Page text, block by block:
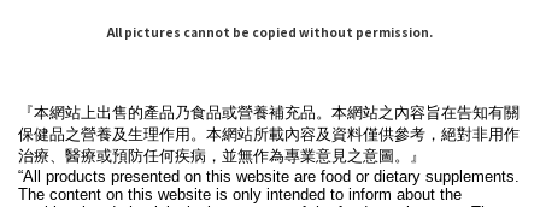
All pictures cannot be copied without permission.
『本網站上出售的產品乃食品或營養補充品。本網站之內容旨在告知有關
保健品之營養及生理作用。本網站所載內容及資料僅供參考，絕對非用作
治療、醫療或預防任何疾病，並無作為專業意見之意圖。』
“All products presented on this website are food or dietary supplements.
The content on this website is only intended to inform about the